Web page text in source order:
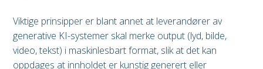
Viktige prinsipper er blant annet at leverandører av
generative KI-systemer skal merke output (lyd, bilde,
video, tekst) i maskinlesbart format, slik at det kan
oppdages at innholdet er kunstig generert eller